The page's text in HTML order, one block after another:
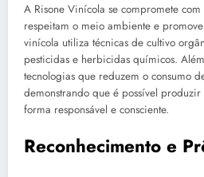
A Risone Vinícola se compromete com
respeitam o meio ambiente e
vinícola utiliza técnicas de cultivo
pesticidas e herbicidas químicos.
tecnologias que reduzem o consumo
demonstrando que é possível
forma responsável e consciente.
Reconhecimento e